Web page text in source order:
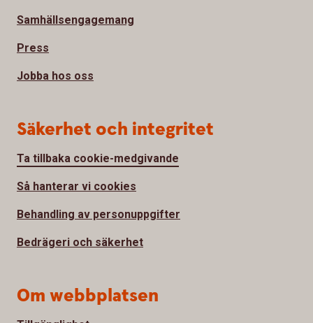
Samhällsengagemang
Press
Jobba hos oss
Säkerhet och integritet
Ta tillbaka cookie-medgivande
Så hanterar vi cookies
Behandling av personuppgifter
Bedrägeri och säkerhet
Om webbplatsen